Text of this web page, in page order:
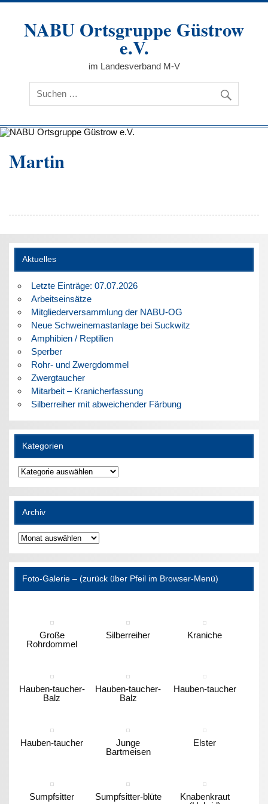
Zum
springenNABU Ortsgruppe Güstrow
e.V.
im Landesverband M-V
Martin
Aktuelles
Letzte Einträge: 07.07.2026
Arbeitseinsätze
Mitgliederversammlung der NABU-OG
Neue Schweinemastanlage bei Suckwitz
Amphibien / Reptilien
Sperber
Rohr- und Zwergdommel
Zwergtaucher
Mitarbeit – Kranicherfassung
Silberreiher mit abweichender Färbung
Kategorien
Kategorien
Archiv
Archiv
Foto-Galerie – (zurück über Pfeil im Browser-Menü)
Große
Rohrdommel
Silberreiher Kraniche
Hauben-taucher-
Balz
Hauben-taucher-
Balz
Hauben-taucher
Hauben-taucher
Junge
Bartmeisen
Elster
Sumpfsitter Sumpfsitter-blüte
Knabenkraut